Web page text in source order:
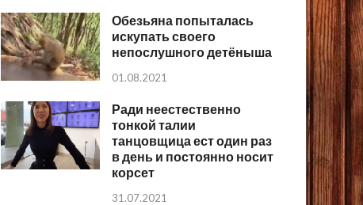
Обезьяна попыталась
искупать своего
непослушного детёныша
01.08.2021
Ради неестественно
тонкой талии
танцовщица ест один раз
в день и постоянно носит
корсет
31.07.2021